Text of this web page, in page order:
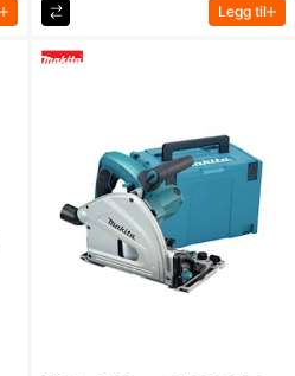
Legg til